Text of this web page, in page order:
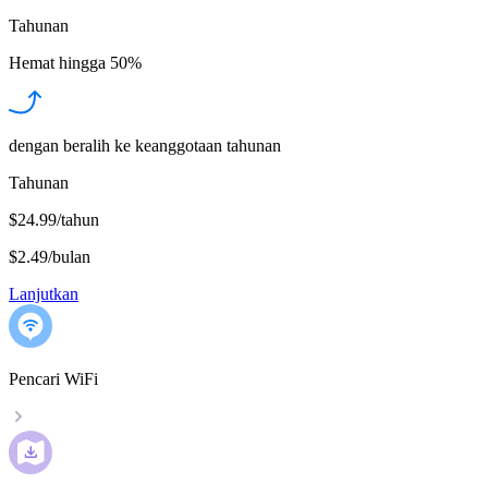
Tahunan
Hemat hingga 50%
dengan beralih ke keanggotaan tahunan
Tahunan
$24.99/tahun
$2.49/bulan
Lanjutkan
Pencari WiFi